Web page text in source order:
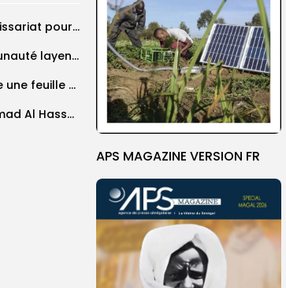
APS MAGAZINE VERSION FR
Touba : inauguration d’un commissariat pour renforcer le dispositif sécuritaire de la...
Grand Magal de Touba : la communauté layenne souligne une célébration qui...
CESTI : Dr Mouminy Camara dévoile une feuille de route
Grand Magal 2026 : Chérif Mouhamad Al Hassani salue un événement porteur...